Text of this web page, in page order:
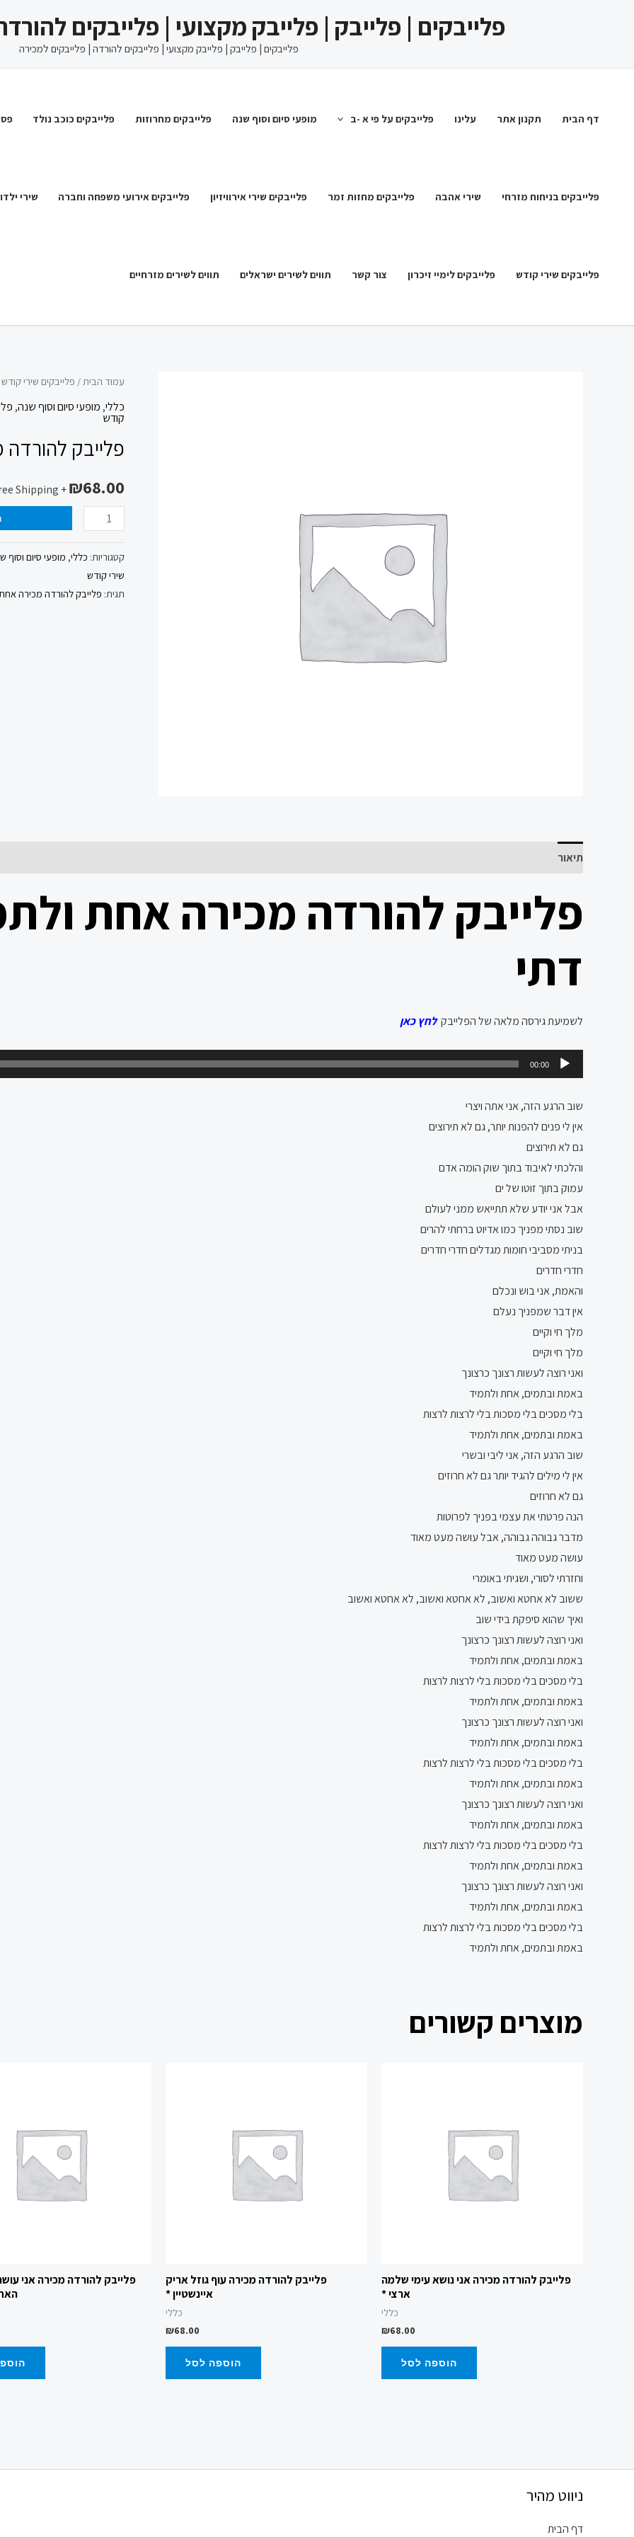
פלייבקים | פלייבק | פלייבק מקצועי | פלייבקים
פלייבקים | פלייבק | פלייבק מקצועי | פלייבקים להורדה | פלייבקים למכירה
דף הבית תקנון אתר עלינו פלייבקים על פי א -ב מופעי סיום וסוף שנה פלייבקים מחרוזות פלייבקים כוכב נולד
פלייבקים בניחוח מזרחי שירי אהבה פלייבקים מחזות זמר פלייבקים שירי אירוויזיון פלייבקים אירועי משפחה וחברה שירי
פלייבקים שירי קודש פלייבקים לימיי זיכרון צור קשר תווים לשירים ישראלים תווים לשירים מזרחיים
עמוד הבית/ פלייבקים שירי קודש
כללי, מופעי סיום וסוף שנה,
קודש
פלייבק להורדה
₪68.00
+ Free Shipping
כמות
של
פלייבק
להורדה
אחת
ולתמיד
דתי
קטגוריות: כללי, מופעי סיום וסוף
שירי קודש
תגית: פלייבק להורדה מכירה אחת
תיאור
פלייבק להורדה מכירה אחת
דתי
לשמיעת גירסה מלאה של הפלייבקלחץ כאן
אודיו
00:00
שוב הרגע הזה, אני אתה ויצרי
אין לי פנים להפנות יותר, גם לא תירוצים
גם לא תירוצים
והלכתי לאיבוד בתוך שוק הומה אדם
עמוק בתוך זוטו של ים
אבל אני יודע שלא תתייאש ממני לעולם
שוב נסתי מפניך כמו אדיוט ברחתי להרים
בניתי מסביבי חומות מגדלים חדרי חדרים
חדרי חדרים
והאמת, אני בוש ונכלם
אין דבר שמפניך נעלם
מלך חי וקיים
מלך חי וקיים
ואני רוצה לעשות רצונך כרצונך
באמת ובתמים, אחת ולתמיד
בלי מסכים בלי מסכות בלי לרצות לרצות
באמת ובתמים, אחת ולתמיד
שוב הרגע הזה, אני ליבי ובשרי
אין לי מילים להגיד יותר גם לא חרוזים
גם לא חרוזים
הנה פרטתי את עצמי בפניך לפרוטות
מדבר גבוהה גבוהה, אבל עושה מעט מאוד
עושה מעט מאוד
וחזרתי לסורי, ושגיתי באומרי
ששוב לא אחטא ואשוב, לא אחטא ואשוב, לא אחטא ואשוב
ואיך שהוא סיפקת בידי שוב
ואני רוצה לעשות רצונך כרצונך
באמת ובתמים, אחת ולתמיד
בלי מסכים בלי מסכות בלי לרצות לרצות
באמת ובתמים, אחת ולתמיד
ואני רוצה לעשות רצונך כרצונך
באמת ובתמים, אחת ולתמיד
בלי מסכים בלי מסכות בלי לרצות לרצות
באמת ובתמים, אחת ולתמיד
ואני רוצה לעשות רצונך כרצונך
באמת ובתמים, אחת ולתמיד
בלי מסכים בלי מסכות בלי לרצות לרצות
באמת ובתמים, אחת ולתמיד
ואני רוצה לעשות רצונך כרצונך
באמת ובתמים, אחת ולתמיד
בלי מסכים בלי מסכות בלי לרצות לרצות
באמת ובתמים, אחת ולתמיד
מוצרים קשורים
פלייבק להורדה מכירה אני נושא עימי שלמה
ארצי *
כללי
₪68.00
הוספה לסל
פלייבק להורדה מכירה עוף גוזל אריק
איינשטיין *
כללי
₪68.00
הוספה לסל
פלייבק להורדה מכירה אני
ניווט מהיר
דף הבית